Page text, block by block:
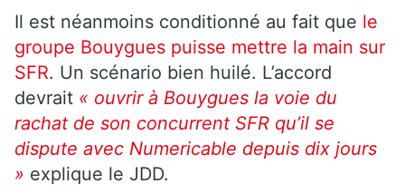
Il est néanmoins conditionné au fait que le
groupe Bouygues puisse mettre la main sur
SFR. Un scénario bien huilé. L’accord
devrait « ouvrir à Bouygues la voie du
rachat de son concurrent SFR qu’il se
dispute avec Numericable depuis dix jours
» explique le JDD.